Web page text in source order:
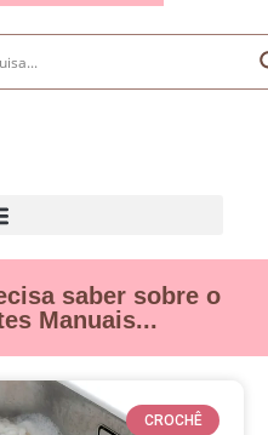
saber sobre o
Manuais...
CROCHÊ